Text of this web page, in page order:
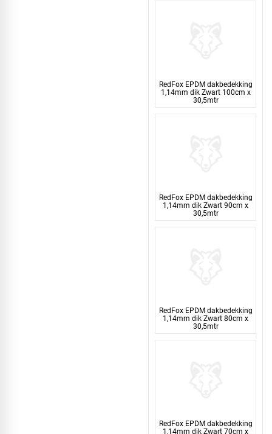
RedFox EPDM dakbedekking
1,14mm dik Zwart 100cm x
30,5mtr
RedFox EPDM dakbedekking
1,14mm dik Zwart 90cm x
30,5mtr
RedFox EPDM dakbedekking
1,14mm dik Zwart 80cm x
30,5mtr
RedFox EPDM dakbedekking
1,14mm dik Zwart 70cm x